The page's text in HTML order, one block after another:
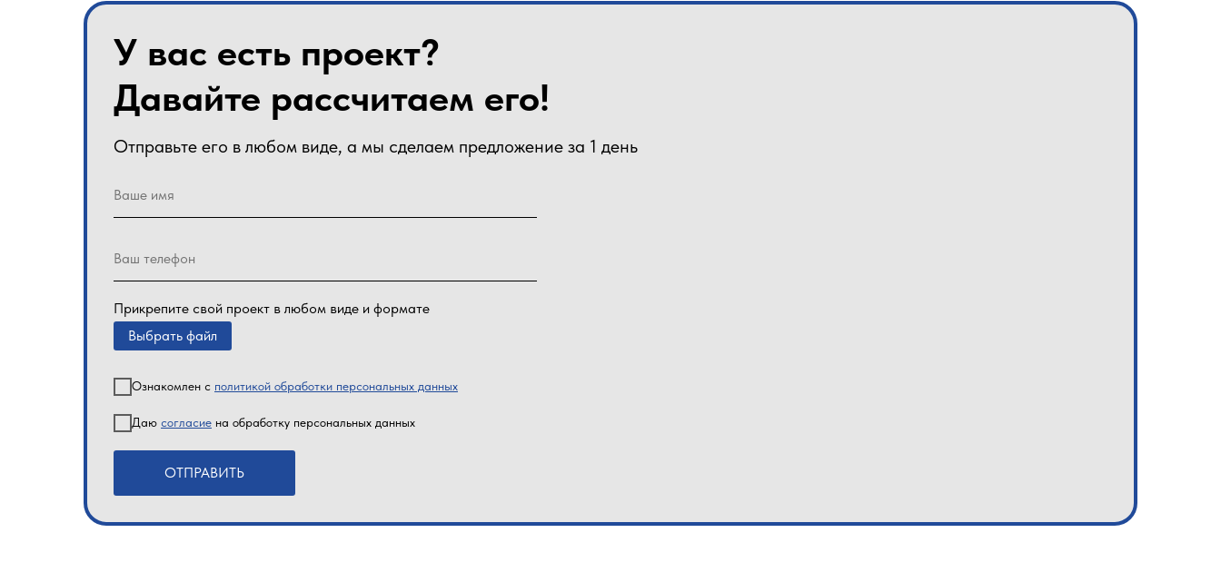
Прикрепите свой проект в любом виде и формате
Выбрать файл
Ознакомлен с политикой обработки персональных данных
Даю согласие на обработку персональных данных
ОТПРАВИТЬ
У вас есть проект?
Давайте рассчитаем его!
Отправьте его в любом виде, а мы сделаем предложение за 1 день